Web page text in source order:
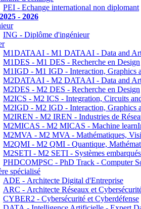
PEI - Echange international non diplomant
- 2026
ING - Diplôme d'ingénieur
M1DATAAI - M1 DATAAI - Data and
M1DES - M1 DES - Recherche en Design
M1IGD - M1 IGD - Interaction, Graphics
M2DATAAI - M2 DATAAI - Data and
M2DES - M2 DES - Recherche en Design
M2ICS - M2 ICS - Integration, Circuits
M2IGD - M2 IGD - Interaction, Graphics
M2IREN - M2 IREN - Industries de
M2MICAS - M2 MICAS - Machine
M2MVA - M2 MVA - Mathématiques,
M2QMI - M2 QMI - Quantique,
M2SETI - M2 SETI - Systèmes
PHDCOMPSC - PhD Track - Computer
spécialisé
ADE - Architecte Digital d'Entreprise
ARC - Architecte Réseaux et
CYBER2 - Cybersécurité et Cyberdéfense